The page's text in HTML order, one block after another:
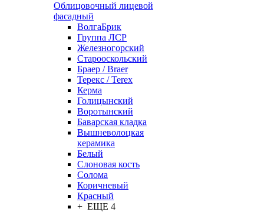
Облицовочный лицевой
фасадный
ВолгаБрик
Группа ЛСР
Железногорский
Старооскольский
Браер / Braer
Терекс / Terex
Керма
Голицынский
Воротынский
Баварская кладка
Вышневолоцкая
керамика
Белый
Слоновая кость
Солома
Коричневый
Красный
+ ЕЩЕ 4